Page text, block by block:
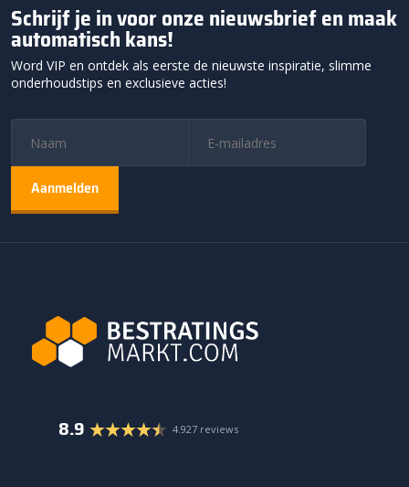
Schrijf je in voor onze nieuwsbrief en maak
automatisch kans!
Word VIP en ontdek als eerste de nieuwste inspiratie, slimme
onderhoudstips en exclusieve acties!
8.9 4.927 reviews